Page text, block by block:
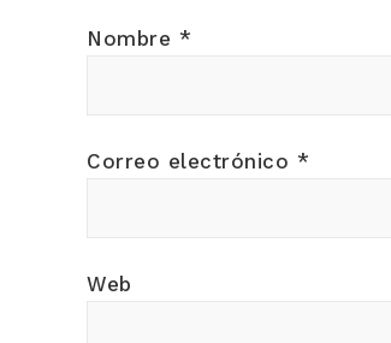
Nombre *
Correo electrónico *
Web